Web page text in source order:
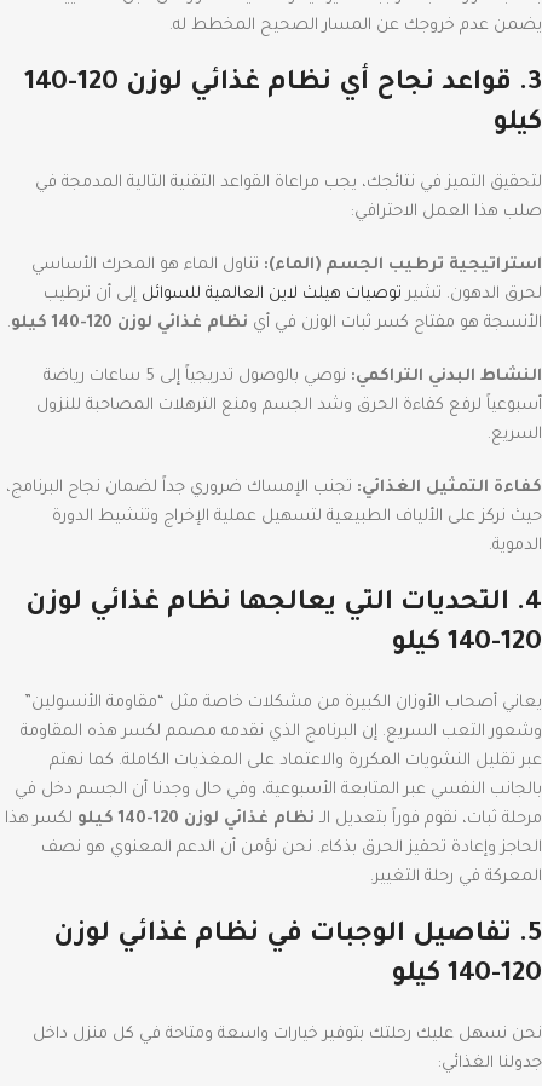
يضمن عدم خروجك عن المسار الصحيح المخطط له.
3. قواعد نجاح أي نظام غذائي لوزن 120-140
كيلو
لتحقيق التميز في نتائجك، يجب مراعاة القواعد التقنية التالية المدمجة في
صلب هذا العمل الاحترافي:
استراتيجية ترطيب الجسم (الماء): تناول الماء هو المحرك الأساسي
لحرق الدهون. تشير توصيات هيلث لاين العالمية للسوائل إلى أن ترطيب
الأنسجة هو مفتاح كسر ثبات الوزن في أي نظام غذائي لوزن 120-140 كيلو .
النشاط البدني التراكمي:
نوصي بالوصول تدريجياً إلى 5 ساعات رياضة
أسبوعياً لرفع كفاءة الحرق وشد الجسم ومنع الترهلات المصاحبة للنزول
السريع.
كفاءة التمثيل الغذائي: تجنب الإمساك ضروري جداً لضمان نجاح البرنامج،
حيث نركز على الألياف الطبيعية لتسهيل عملية الإخراج وتنشيط الدورة
الدموية.
4. التحديات التي يعالجها نظام غذائي لوزن
120-140 كيلو
يعاني أصحاب الأوزان الكبيرة من مشكلات خاصة مثل “مقاومة الأنسولين”
وشعور التعب السريع. إن البرنامج الذي نقدمه مصمم لكسر هذه المقاومة
عبر تقليل النشويات المكررة والاعتماد على المغذيات الكاملة. كما نهتم
بالجانب النفسي عبر المتابعة الأسبوعية، وفي حال وجدنا أن الجسم دخل في
مرحلة ثبات، نقوم فوراً بتعديل الـ نظام غذائي لوزن 120-140 كيلو
لكسر هذا
الحاجز وإعادة تحفيز الحرق بذكاء. نحن نؤمن أن الدعم المعنوي هو نصف
المعركة في رحلة التغيير.
5. تفاصيل الوجبات في نظام غذائي لوزن
120-140 كيلو
نحن نسهل عليك رحلتك بتوفير خيارات واسعة ومتاحة في كل منزل داخل
جدولنا الغذائي: